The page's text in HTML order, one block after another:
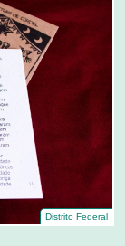
Distrito Federal